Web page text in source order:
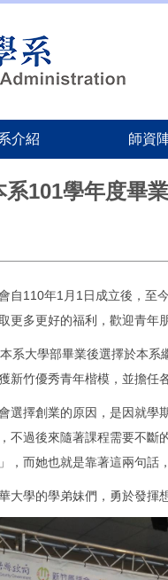
介紹 師資
101學年度畢
110年1月1日成立後，至今
更多更好的福利，歡迎青年
大學部畢業後選擇於本系
新竹優秀青年楷模，並擔任
擇創業的原因，是因就學
不過後來隨著課程需要不
，而她也就是靠著這兩句話
學的學弟妹們，勇於發揮